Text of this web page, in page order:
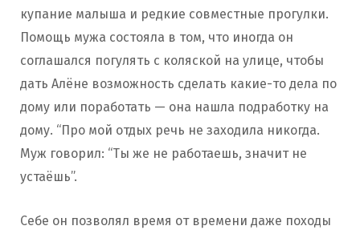
купание малыша и редкие совместные прогулки.
Помощь мужа состояла в том, что иногда он
соглашался погулять с коляской на улице, чтобы
дать Алёне возможность сделать какие-то дела по
дому или поработать — она нашла подработку на
дому. “Про мой отдых речь не заходила никогда.
Муж говорил: “Ты же не работаешь, значит не
устаёшь”.
Себе он позволял время от времени даже походы